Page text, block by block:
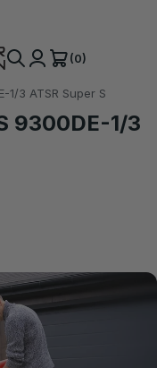
(0)
1/3 ATSR Super S
9300DE-1/3